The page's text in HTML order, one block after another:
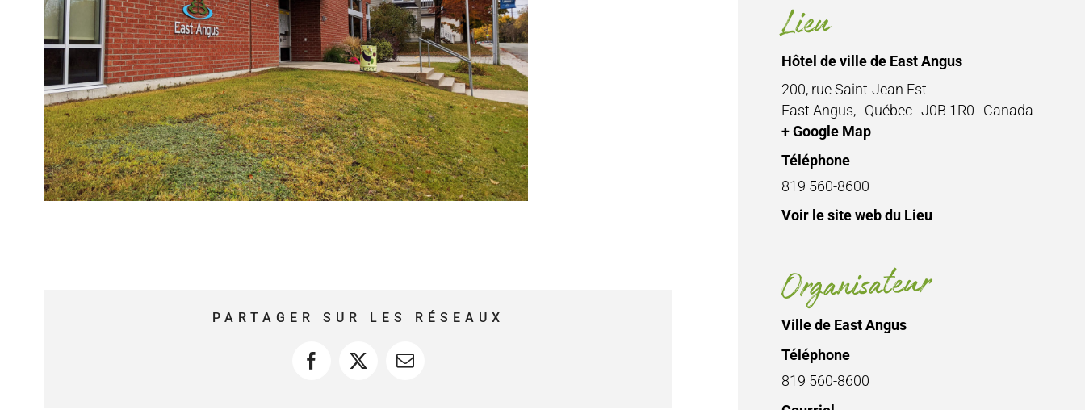
PARTAGER SUR LES RÉSEAUX
Facebook
X Courriel
Lieu
Hôtel de ville de East Angus
200, rue Saint-Jean Est
East Angus, Québec J0B 1R0
Canada
+ Google Map
Téléphone
819 560-8600
Voir le site web du Lieu
Organisateur
Ville de East Angus
Téléphone
819 560-8600